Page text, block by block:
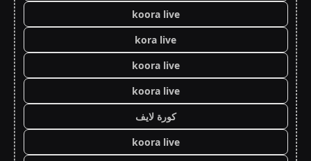
koora live
kora live
koora live
koora live
كورة لايف
koora live